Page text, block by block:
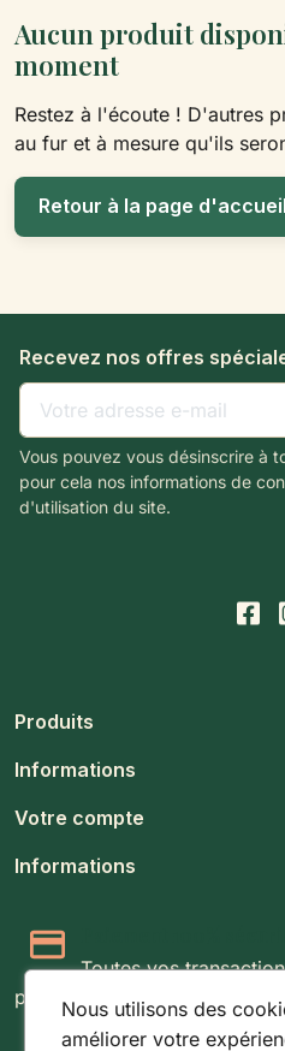
Aucun produit
moment
Restez à l'écoute ! D'autres
au fur et à mesure qu'ils
Retour à la page d'accueil
Recevez nos offres
Vous pouvez vous désinscrire à
pour cela nos informations de
d'utilisation du site.
Produits
Informations
Votre compte
Informations
Toutes vos
protocole SSL 256 bits.
Nous utilisons des
améliorer votre